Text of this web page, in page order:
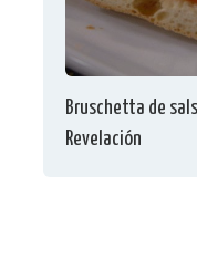
Bruschetta de
Revelación